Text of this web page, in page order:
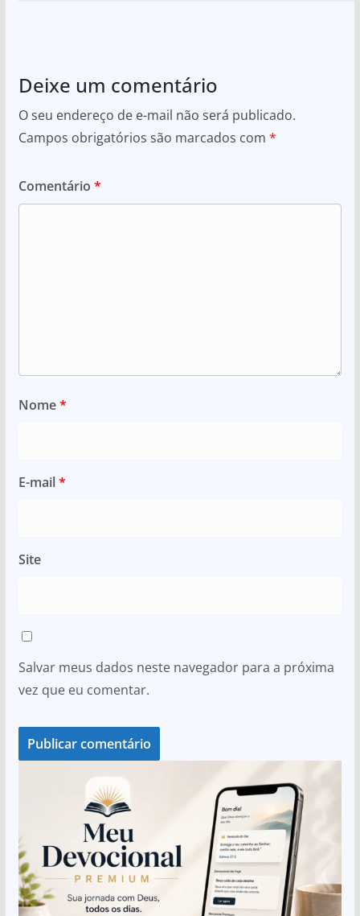
Deixe um comentário
O seu endereço de e-mail não será publicado.
Campos obrigatórios são marcados com *
Comentário *
Nome*
E-mail*
Site
Salvar meus dados neste navegador para a próxima
vez que eu comentar.